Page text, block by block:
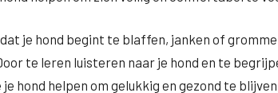
je hond begint te blaffen, janken of
te leren luisteren naar je hond en te
hond helpen om gelukkig en gezond te